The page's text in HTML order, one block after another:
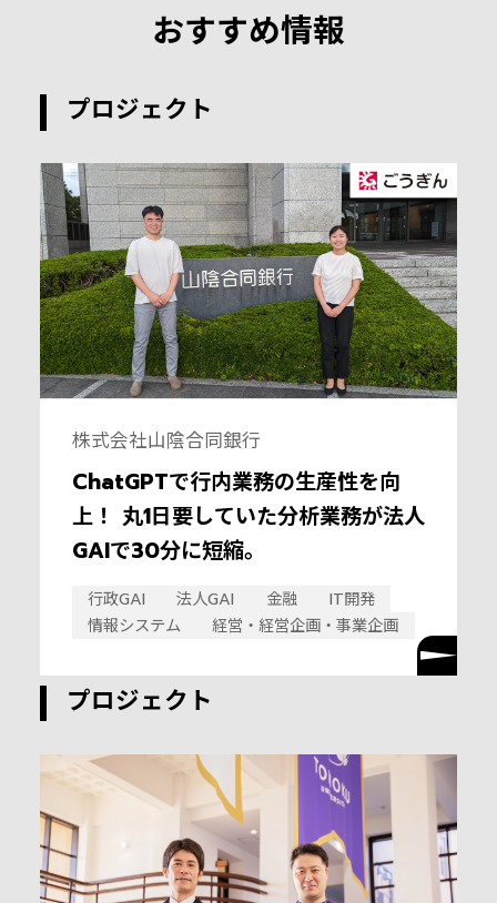
おすすめ情報
プロジェクト
株式会社山陰合同銀行
ChatGPTで行内業務の生産性を向
上！ 丸1日要していた分析業務が法人
GAIで30分に短縮。
行政GAI 法人GAI 金融
IT開発
情報システム
経営・経営企画・事業企画
プロジェクト